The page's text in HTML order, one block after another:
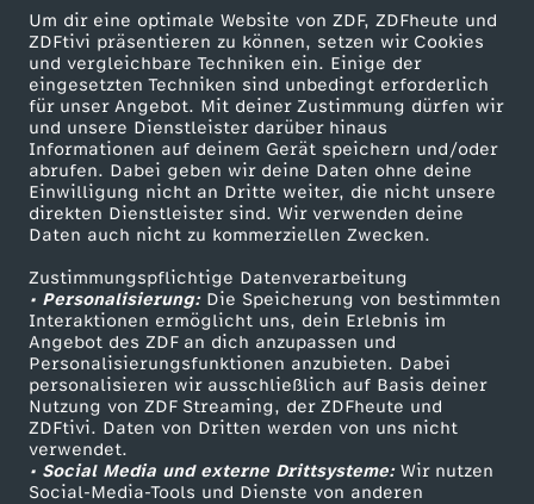
Um dir eine optimale Website von ZDF, ZDFheute und
ZDFtivi präsentieren zu können, setzen wir Cookies
und vergleichbare Techniken ein. Einige der
eingesetzten Techniken sind unbedingt erforderlich
für unser Angebot. Mit deiner Zustimmung dürfen wir
und unsere Dienstleister darüber hinaus
Informationen auf deinem Gerät speichern und/oder
abrufen. Dabei geben wir deine Daten ohne deine
Einwilligung nicht an Dritte weiter, die nicht unsere
direkten Dienstleister sind. Wir verwenden deine
Daten auch nicht zu kommerziellen Zwecken.
Zustimmungspflichtige Datenverarbeitung
• Personalisierung:Die Speicherung von bestimmten
Interaktionen ermöglicht uns, dein Erlebnis im
Angebot des ZDF an dich anzupassen und
Personalisierungsfunktionen anzubieten. Dabei
personalisieren wir ausschließlich auf Basis deiner
Nutzung von ZDF Streaming, der ZDFheute und
ZDFtivi. Daten von Dritten werden von uns nicht
verwendet.
• Social Media und externe Drittsysteme:Wir nutzen
Social-Media-Tools und Dienste von anderen
a
r
t
y
,
P
o
r
t
Mehr ZDF
ZDF-Apps
Smart TV
ZDFtext
Livestreams
Sendungen A-Z
TV-Programm
Service
ZDFmitreden
Kontakt zum ZDF
Tickets
Zuschauerservice
Hilfe
ZDF Unternehmen